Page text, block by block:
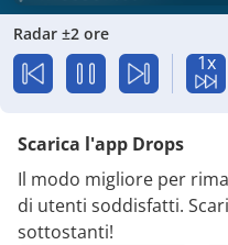
Radar ±2 ore
1x
Scarica l'app Drops
Il modo migliore per
di utenti soddisfatti.
sottostanti!